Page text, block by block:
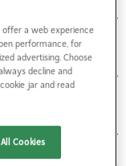
offer a web experience
performance, for
advertising. Choose
decline and
jar and read
Cookies